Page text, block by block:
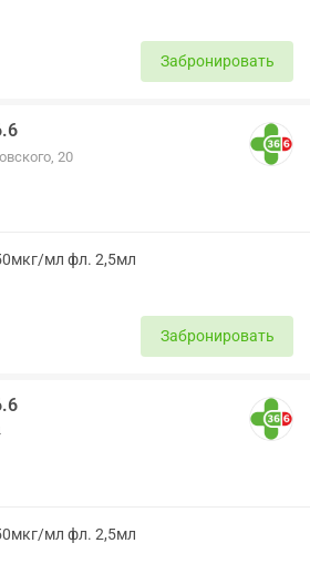
Забронировать
20
мл фл. 2,5мл
Забронировать
мл фл. 2,5мл